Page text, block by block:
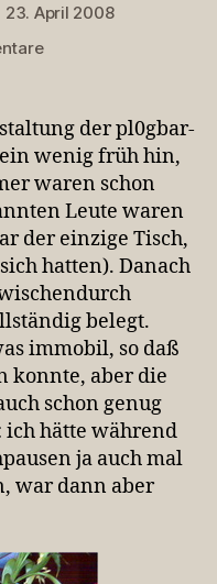
23. April 2008
zu
sollten
wir
unbedingt
wieder
machen
der pl0gbar-
wenig früh hin,
waren schon
Leute waren
der einzige Tisch,
hatten). Danach
belegt.
immobil, so daß
konnte, aber die
schon genug
ich hätte während
ja auch mal
war dann aber